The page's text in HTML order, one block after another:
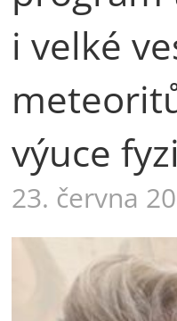
i velké
výuce
23. června